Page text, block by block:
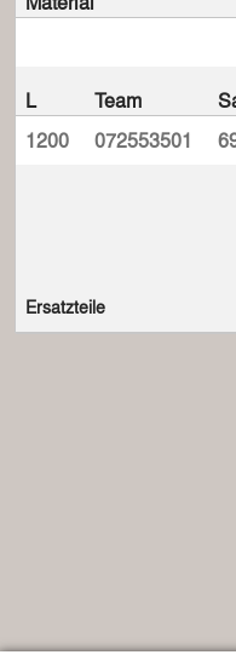
L Team
1200
072553501
Ersatzteile